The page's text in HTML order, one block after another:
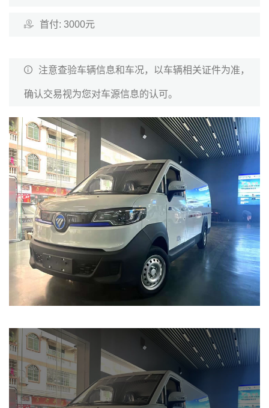
首付: 3000元
注意查验车辆信息和车况，以车辆相关证件为准，
确认交易视为您对车源信息的认可。